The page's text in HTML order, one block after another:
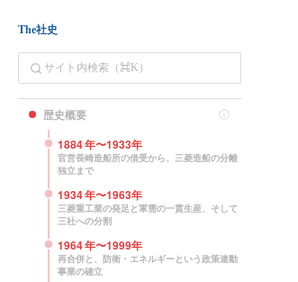
The社史
歴史概要
1884年〜1933年
官営長崎造船所の借受から、三菱造船の分離
独立まで
1934年〜1963年
三菱重工業の発足と軍需の一貫生産、そして
三社への分割
1964年〜1999年
再合併と、防衛・エネルギーという政策連動
事業の確立